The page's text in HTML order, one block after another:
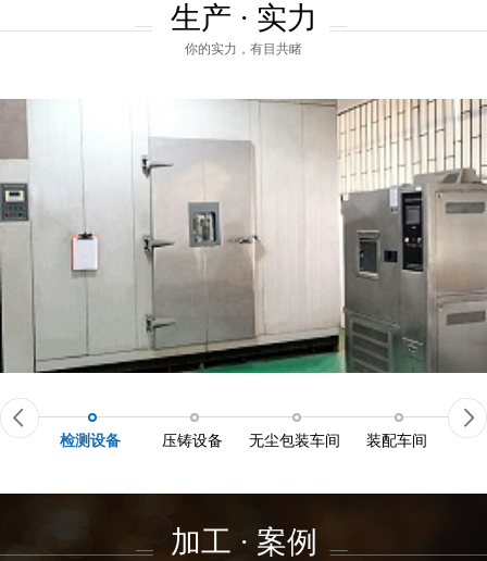
生产 · 实力
你的实力，有目共睹
检测设备 压铸设备 无尘包装车间 装配车间
加工 · 案例